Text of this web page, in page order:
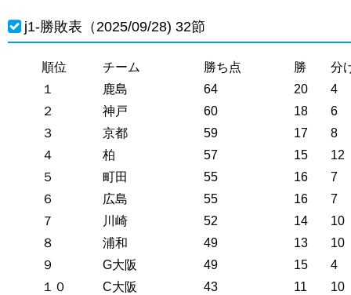
j1-勝敗表（2025/09/28) 32節
順位 チーム 勝ち点 勝
分
１
鹿島 64 20
4
２
神戸 60 18
6
３
京都 59 17
8
４
柏 57 15
12
５
町田 55 16
7
６
広島 55 16
7
７
川崎 52 14
10
８
浦和 49 13
10
９
G大阪 49 15
4
１０
C大阪 43 11
10